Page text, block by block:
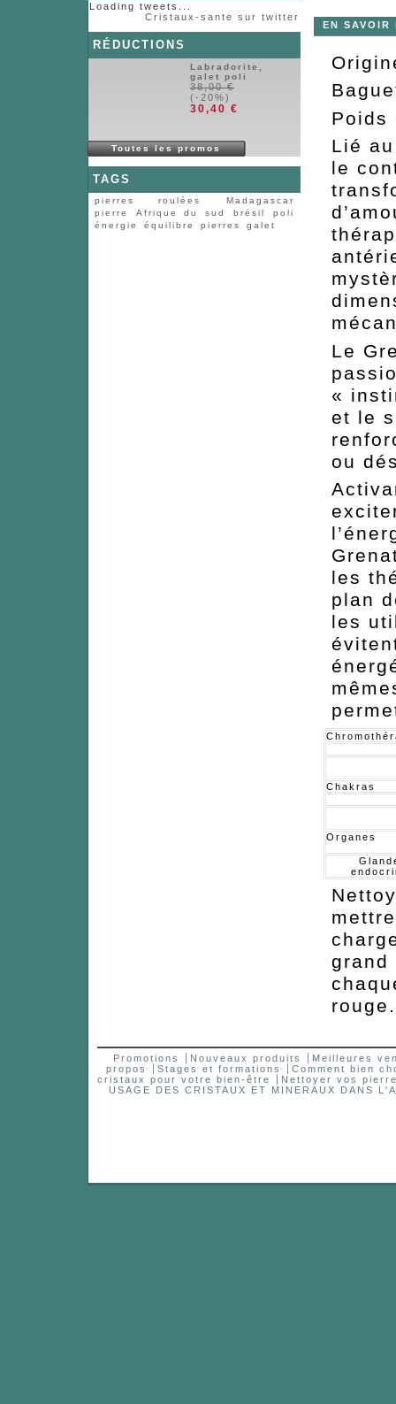
Loading tweets...
Cristaux-sante sur twitter
RÉDUCTIONS
Labradorite,
galet poli
38,00 €
(-20%)
30,40 €
Toutes les promos
TAGS
pierres roulées
Madagascar
pierre
Afrique du sud brésil
poli
énergie
équilibre pierres galet
EN SAVOIR
Poids
Lié
le
Le
«
et le
ou
les
plan
les
Chakras
Organes
grand
rouge.
Promotions Nouveaux produits
Meilleures
propos
Stages et formations
Comment bien
cristaux pour votre bien-être
Nettoyer vos
USAGE DES CRISTAUX ET MINERAUX DANS